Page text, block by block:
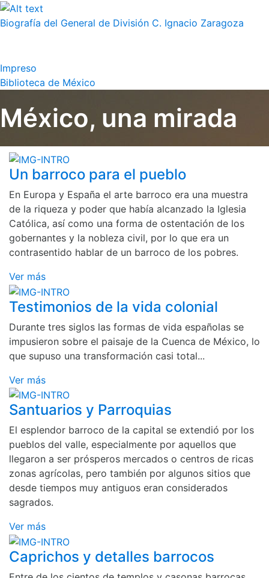
Biografía del General de División C. Ignacio Zaragoza
Impreso
Biblioteca de México
México, una mirada
Un barroco para el pueblo
En Europa y España el arte barroco era una muestra
de la riqueza y poder que había alcanzado la Iglesia
Católica, así como una forma de ostentación de los
gobernantes y la nobleza civil, por lo que era un
contrasentido hablar de un barroco de los pobres.
Ver más
Testimonios de la vida colonial
Durante tres siglos las formas de vida españolas se
impusieron sobre el paisaje de la Cuenca de México, lo
que supuso una transformación casi total...
Ver más
Santuarios y Parroquias
El esplendor barroco de la capital se extendió por los
pueblos del valle, especialmente por aquellos que
llegaron a ser prósperos mercados o centros de ricas
zonas agrícolas, pero también por algunos sitios que
desde tiempos muy antiguos eran considerados
sagrados.
Ver más
Caprichos y detalles barrocos